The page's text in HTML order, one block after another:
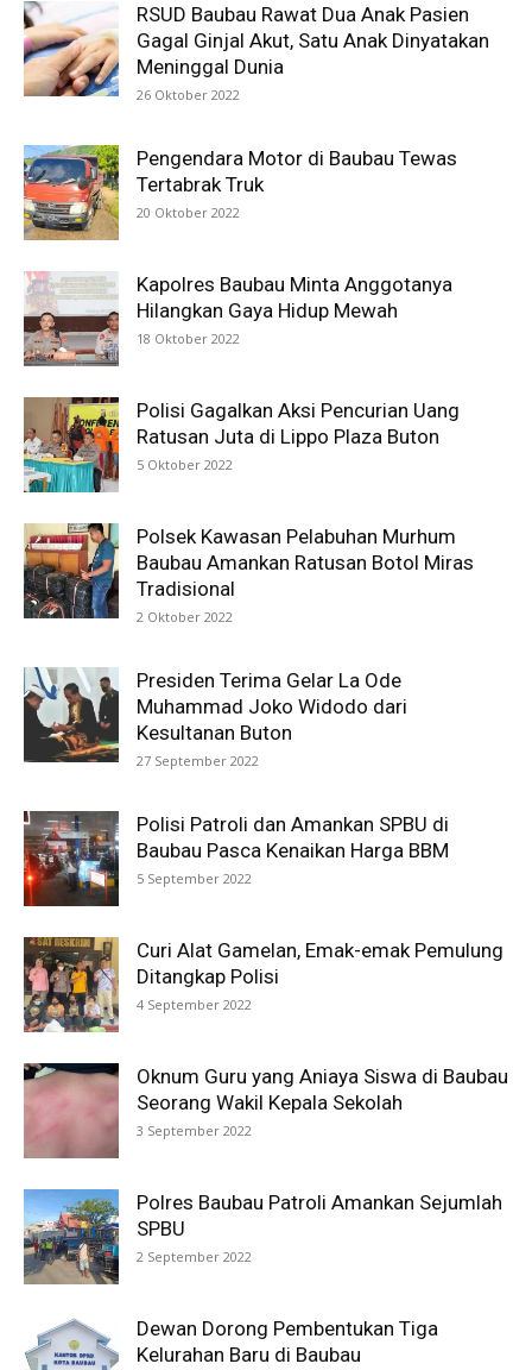
RSUD Baubau Rawat Dua Anak Pasien
Gagal Ginjal Akut, Satu Anak Dinyatakan
Meninggal Dunia
26 Oktober 2022
Pengendara Motor di Baubau Tewas
Tertabrak Truk
20 Oktober 2022
Kapolres Baubau Minta Anggotanya
Hilangkan Gaya Hidup Mewah
18 Oktober 2022
Polisi Gagalkan Aksi Pencurian Uang
Ratusan Juta di Lippo Plaza Buton
5 Oktober 2022
Polsek Kawasan Pelabuhan Murhum
Baubau Amankan Ratusan Botol Miras
Tradisional
2 Oktober 2022
Presiden Terima Gelar La Ode
Muhammad Joko Widodo dari
Kesultanan Buton
27 September 2022
Polisi Patroli dan Amankan SPBU di
Baubau Pasca Kenaikan Harga BBM
5 September 2022
Curi Alat Gamelan, Emak-emak Pemulung
Ditangkap Polisi
4 September 2022
Oknum Guru yang Aniaya Siswa di Baubau
Seorang Wakil Kepala Sekolah
3 September 2022
Polres Baubau Patroli Amankan Sejumlah
SPBU
2 September 2022
Dewan Dorong Pembentukan Tiga
Kelurahan Baru di Baubau